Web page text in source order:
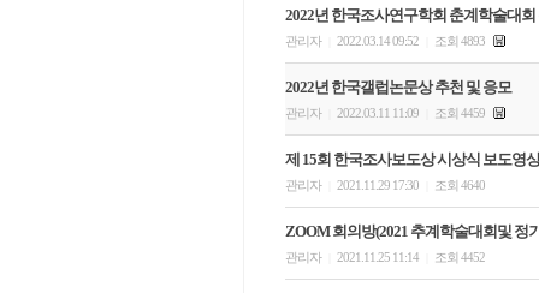
2022년 한국조사연구학회 춘계학술대회
관리자 2022.03.14 09:52 조회 4893
2022년 한국갤럽논문상 추천 및 응모
관리자 2022.03.11 11:09 조회 4459
제 15회 한국조사보도상 시상식 보도영상
관리자 2021.11.29 17:30 조회 4640
ZOOM 회의방(2021 추계학술대회및 정
관리자 2021.11.25 11:14 조회 4452